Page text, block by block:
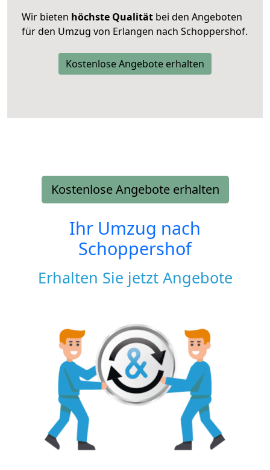
Wir bieten höchste Qualität bei den Angeboten
für den Umzug von Erlangen nach Schoppershof.
Kostenlose Angebote erhalten
Kostenlose Angebote erhalten
Ihr Umzug nach
Schoppershof
Erhalten Sie jetzt Angebote